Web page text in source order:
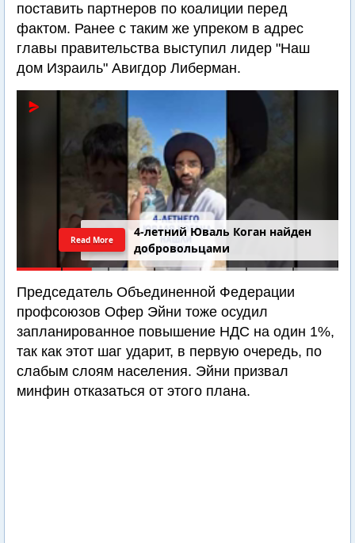
поставить партнеров по коалиции перед
фактом. Ранее с таким же упреком в адрес
главы правительства выступил лидер "Наш
дом Израиль" Авигдор Либерман.
4-летний Юваль Коган найден
добровольцами
Read More
Председатель Объединенной Федерации
профсоюзов Офер Эйни тоже осудил
запланированное повышение НДС на один 1%,
так как этот шаг ударит, в первую очередь, по
слабым слоям населения. Эйни призвал
минфин отказаться от этого плана.